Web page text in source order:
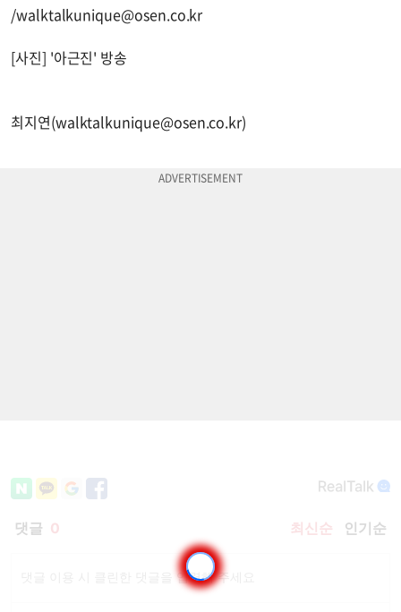
/walktalkunique@osen.co.kr
[사진] '아근진' 방송
최지연(walktalkunique@osen.co.kr)